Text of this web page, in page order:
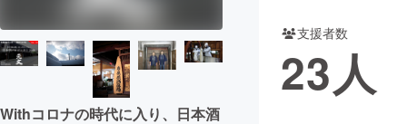
Withコロナの時代に入り、日本酒
支援者数
23人